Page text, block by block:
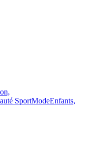
SportModeEnfants,